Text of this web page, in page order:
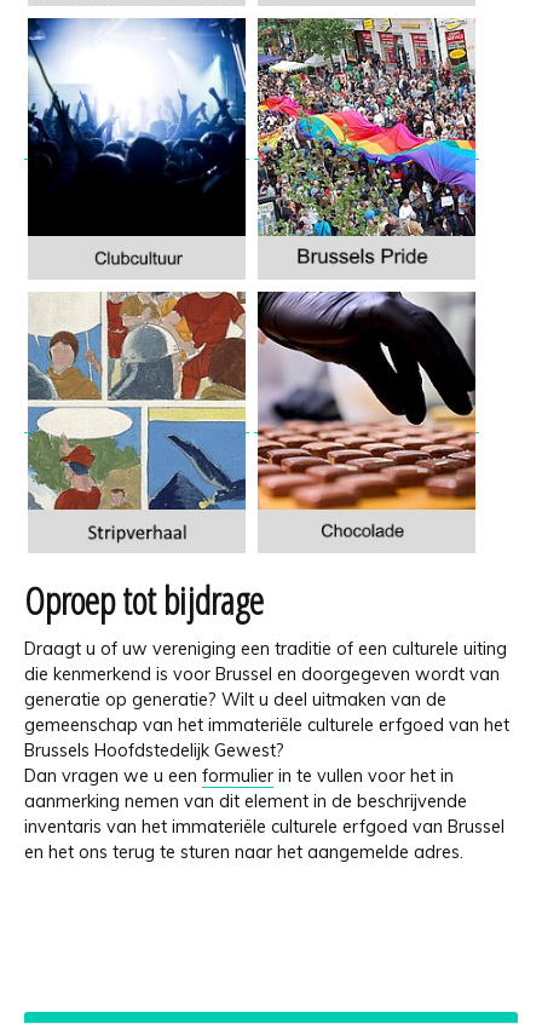
Oproep tot bijdrage
Draagt u of uw vereniging een traditie of een culturele uiting
die kenmerkend is voor Brussel en doorgegeven wordt van
generatie op generatie? Wilt u deel uitmaken van de
gemeenschap van het immateriële culturele erfgoed van het
Brussels Hoofdstedelijk Gewest?
Dan vragen we u een formulier in te vullen voor het in
aanmerking nemen van dit element in de beschrijvende
inventaris van het immateriële culturele erfgoed van Brussel
en het ons terug te sturen naar het aangemelde adres.